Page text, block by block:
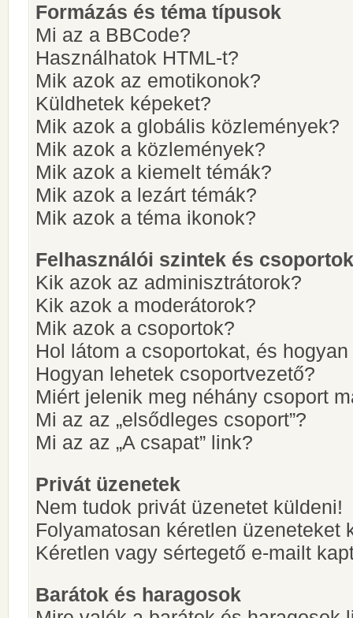
Formázás és téma típusok
Mi az a BBCode?
Használhatok HTML-t?
Mik azok az emotikonok?
Küldhetek képeket?
Mik azok a globális közlemények?
Mik azok a közlemények?
Mik azok a kiemelt témák?
Mik azok a lezárt témák?
Mik azok a téma ikonok?
Felhasználói szintek és csoportok
Kik azok az adminisztrátorok?
Kik azok a moderátorok?
Mik azok a csoportok?
Hol látom a csoportokat, és
Hogyan lehetek csoportvezető?
Miért jelenik meg néhány csoport
Mi az az „elsődleges csoport”?
Mi az az „A csapat” link?
Privát üzenetek
Nem tudok privát üzenetet küldeni!
Folyamatosan kéretlen üzeneteket
Kéretlen vagy sértegető e-mailt
Barátok és haragosok